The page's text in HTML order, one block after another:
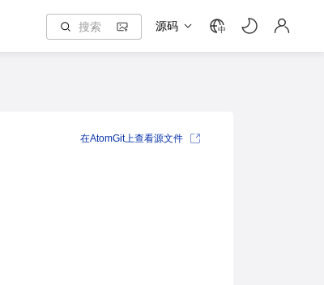
源码 中
在AtomGit上查看源文件